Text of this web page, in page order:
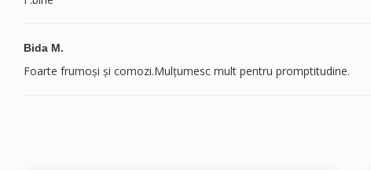
Bida M.
Foarte frumoși și comozi.Mulțumesc mult pentru promptitudine.